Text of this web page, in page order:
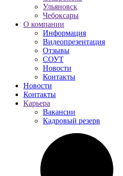
Ульяновск
Чебоксары
О компании
Информация
Видеопрезентация
Отзывы
СОУТ
Новости
Контакты
Новости
Контакты
Карьера
Вакансии
Кадровый резерв